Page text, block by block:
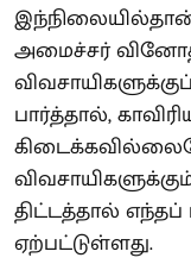
அமைச்சர் வினோத்
பார்த்தால்,
திட்டத்தால்
ஏற்பட்டுள்ளது.